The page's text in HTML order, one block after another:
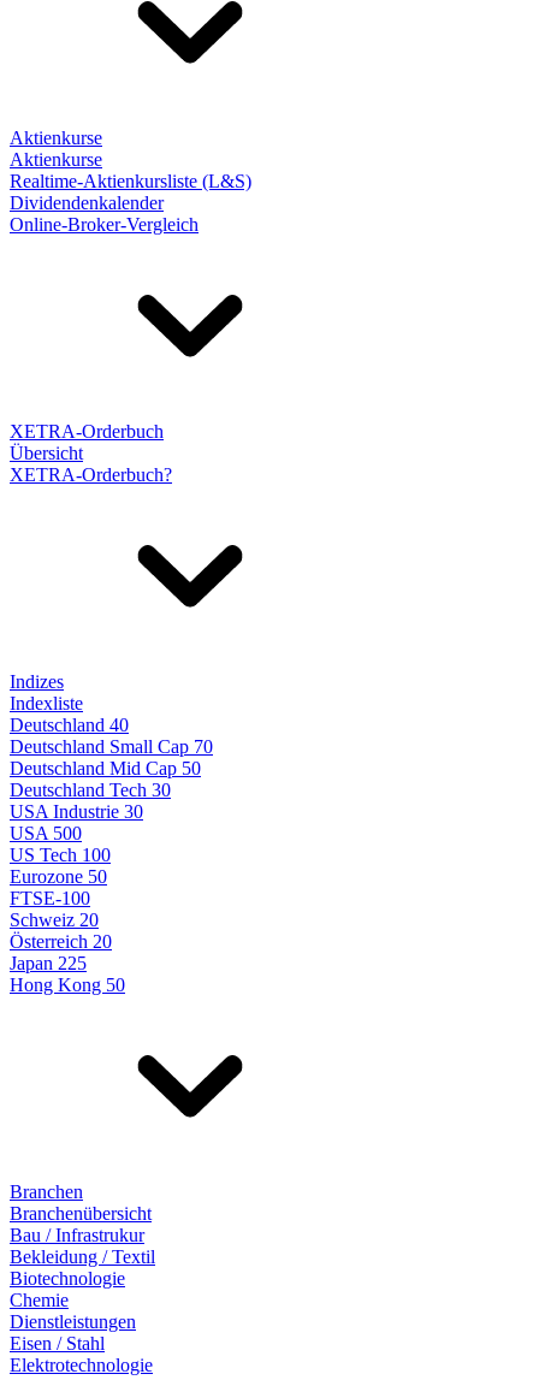
Aktienkurse
Aktienkurse
Realtime-Aktienkursliste (L&S)
Dividendenkalender
Online-Broker-Vergleich
XETRA-Orderbuch
Übersicht
XETRA-Orderbuch?
Indizes
Indexliste
Deutschland 40
Deutschland Small Cap 70
Deutschland Mid Cap 50
Deutschland Tech 30
USA Industrie 30
USA 500
US Tech 100
Eurozone 50
FTSE-100
Schweiz 20
Österreich 20
Japan 225
Hong Kong 50
Branchen
Branchenübersicht
Bau / Infrastrukur
Bekleidung / Textil
Biotechnologie
Chemie
Dienstleistungen
Eisen / Stahl
Elektrotechnologie